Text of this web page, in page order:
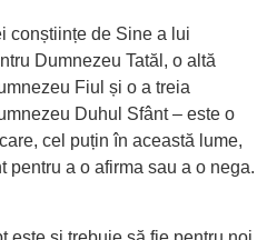
conștiințe de Sine a lui
Dumnezeu Tatăl, o altă
Fiul și o a treia
Duhul Sfânt – este o
cel puțin în această lume,
pentru a o afirma sau a o nega.